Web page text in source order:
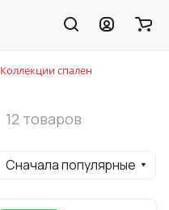
Коллекции спален
12 товаров
Сначала популярные